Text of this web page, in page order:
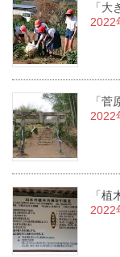
「
2022
「菅
2022
「植
2022